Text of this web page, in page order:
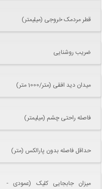
قطر مردمک خروجی (میلیمتر)
ضریب روشنایی
میدان دید افقی (متر/1000 متر)
فاصله راحتی چشم (میلیمتر)
حداقل فاصله بدون پارالکس (متر)
میزان جابجایی کلیک (عمودی -